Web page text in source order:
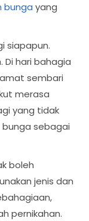
bunga yang
siapapun.
Di hari bahagia
sembari
merasa
yang tidak
sebagai
boleh
jenis dan
pernikahan.